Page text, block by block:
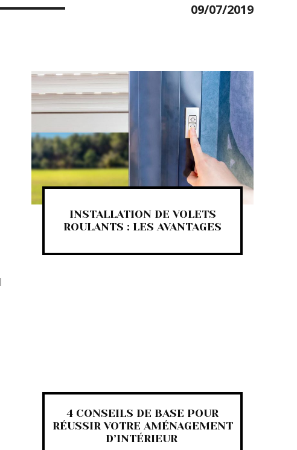
09/07/2019
INSTALLATION DE VOLETS
ROULANTS : LES AVANTAGES
4 CONSEILS DE BASE POUR
RÉUSSIR VOTRE AMÉNAGEMENT
D’INTÉRIEUR